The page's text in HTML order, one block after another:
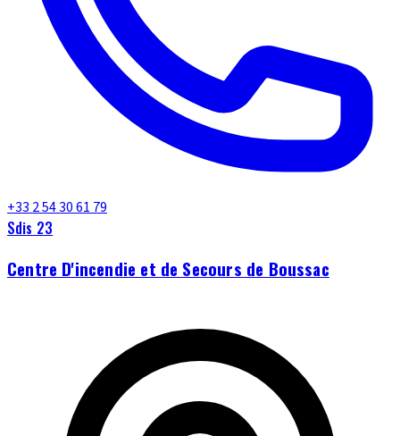
+33 2 54 30 61 79
Sdis 23
Centre D'incendie et de Secours de Boussac